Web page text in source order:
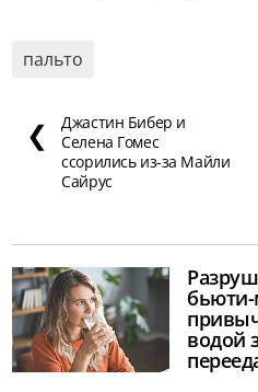
пальто
❮
Джастин Бибер и
Селена Гомес
ссорились из-за Майли
Сайрус
водой